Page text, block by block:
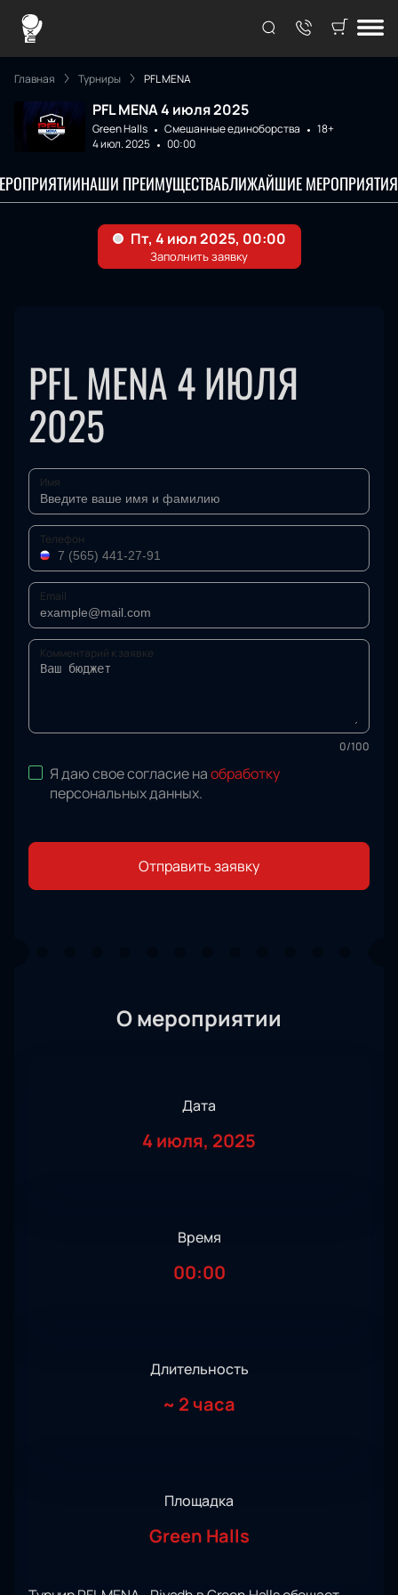
Главная Турниры PFL MENA
PFL MENA 4 июля 2025
Green Halls Смешанные единоборства
18+
4 июл. 2025
00:00
НАШИ ПРЕИМУЩЕСТВАБЛИЖАЙШИЕ МЕРОПРИЯТИЯ
PFL MENA 4 ИЮЛЯ
2025
Имя
Телефон
Email
Комментарий к заявке
0/100
Я даю свое согласие наобработку
персональных данных.
Отправить заявку
О мероприятии
Дата
4 июля, 2025
Время
00:00
Длительность
~ 2 часа
Площадка
Green Halls